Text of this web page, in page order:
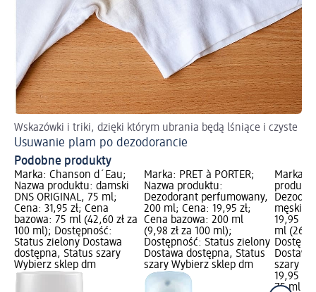
Wskazówki i triki, dzięki którym ubrania będą lśniące i czyste
Usuwanie plam po dezodorancie
Podobne produkty
Marka: Chanson d´Eau;
Nazwa produktu: damski
DNS ORIGINAL, 75 ml;
Cena: 31,95 zł; Cena
bazowa: 75 ml (42,60 zł za
100 ml); Dostępność:
Status zielony Dostawa
dostępna, Status szary
Wybierz sklep dm
Marka: PRÊT à PORTER;
Nazwa produktu:
Dezodorant perfumowany,
200 ml; Cena: 19,95 zł;
Cena bazowa: 200 ml
(9,98 zł za 100 ml);
Dostępność: Status zielony
Dostawa dostępna, Status
szary Wybierz sklep dm
Marka:
męski,
19,95
ml
szary
19,95 zł
75 ml